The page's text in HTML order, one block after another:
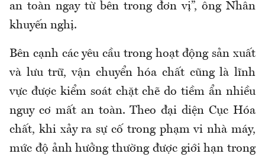
an toàn ngay từ bên trong đơn vị”, ông Nhân
khuyến nghị.
Bên cạnh các yêu cầu trong hoạt động sản xuất
và lưu trữ, vận chuyển hóa chất cũng là lĩnh
vực được kiểm soát chặt chẽ do tiềm ẩn nhiều
nguy cơ mất an toàn. Theo đại diện Cục Hóa
chất, khi xảy ra sự cố trong phạm vi nhà máy,
mức độ ảnh hưởng thường được giới hạn trong